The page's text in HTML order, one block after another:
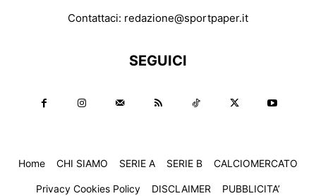
Contattaci: redazione@sportpaper.it
SEGUICI
Home CHI SIAMO SERIE A SERIE B CALCIOMERCATO
Privacy Cookies Policy DISCLAIMER PUBBLICITA’